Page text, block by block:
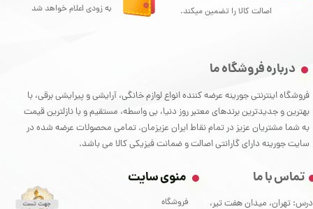
به زودی اعلام خواهد شد
اصالت کالا را تضمین میکند.
درباره فروشگاه ما
فروشگاه اینترنتی جورینه عرضه کننده انواع لوازم خانگی، آرایشی و پیرایشی برقی، با
بهترین و جدیدترین برندهای معتبر روز دنیا، بی واسطه، مستقیم و با نازلترین قیمت
به شما مشتریان عزیز در تمام نقاط ایران عزیزمان. تمامی محصولات عرضه شده در
سایت جورینه دارای گارانتی اصالت و ضمانت فیزیکی کالا می باشد.
تماس با ما
تهران، میدان هفت تیر،
منوی سایت
فروشگاه